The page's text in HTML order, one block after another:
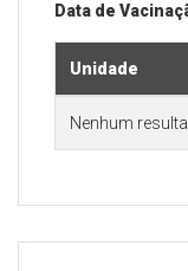
Data de
Unidade
Nenhum